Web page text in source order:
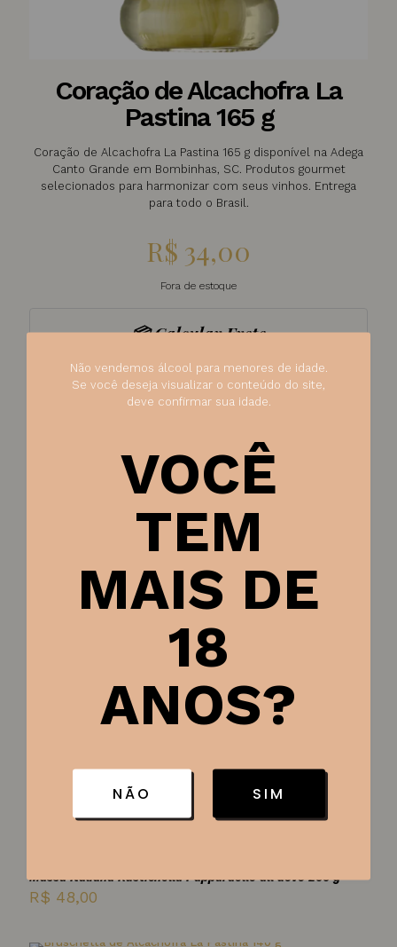
Coração de Alcachofra La
Pastina 165 g
Coração de Alcachofra La Pastina 165 g disponível na Adega
Canto Grande em Bombinhas, SC. Produtos gourmet
selecionados para harmonizar com seus vinhos. Entrega
para todo o Brasil.
R$ 34,00
Fora de estoque
📦 Calcular Frete
SKU:1987
Categoria: Produtos Gourmet
11 × 11 × 32 cm
Produtos relacionados
Massa Italiana Rustichella Pappardelle all uovo 200 g
R$ 48,00
Não vendemos álcool para menores de idade.
Se você deseja visualizar o conteúdo do site,
deve confirmar sua idade.
VOCÊ
TEM
MAIS DE
18
ANOS?
NÃO SIM